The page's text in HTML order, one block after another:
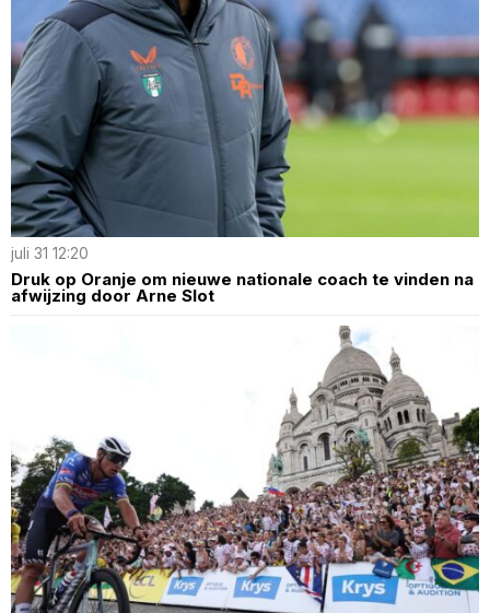
juli 31 12:20
Druk op Oranje om nieuwe nationale coach te vinden na
afwijzing door Arne Slot